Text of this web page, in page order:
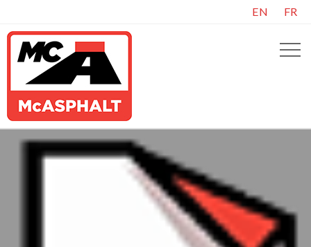
EN FR